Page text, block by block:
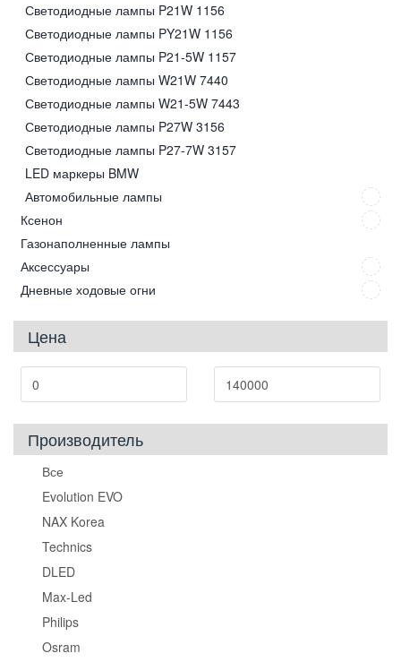
Светодиодные лампы P21W 1156
Светодиодные лампы PY21W 1156
Светодиодные лампы P21-5W 1157
Светодиодные лампы W21W 7440
Светодиодные лампы W21-5W 7443
Светодиодные лампы P27W 3156
Светодиодные лампы P27-7W 3157
LED маркеры BMW
Автомобильные лампы
Ксенон
Газонаполненные лампы
Аксессуары
Дневные ходовые огни
Цена
Производитель
Все
Evolution EVO
NAX Korea
Technics
DLED
Max-Led
Philips
Osram